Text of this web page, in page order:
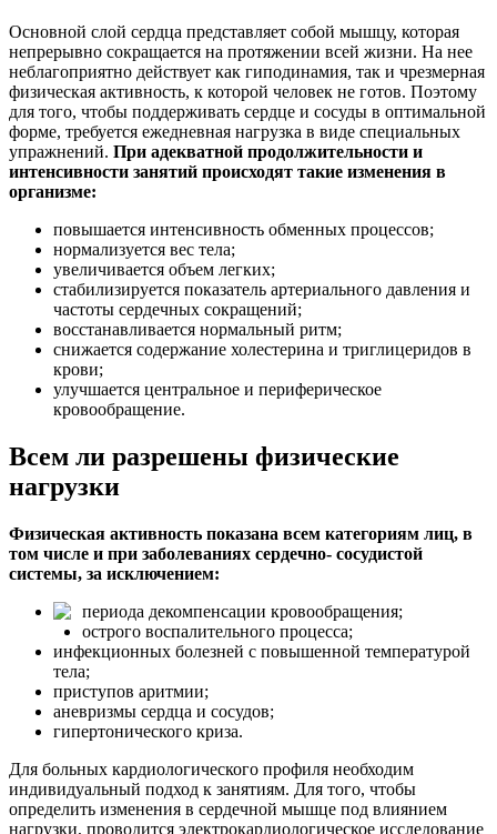
Основной слой сердца представляет собой мышцу, которая
непрерывно сокращается на протяжении всей жизни. На нее
неблагоприятно действует как гиподинамия, так и чрезмерная
физическая активность, к которой человек не готов. Поэтому
для того, чтобы поддерживать сердце и сосуды в оптимальной
форме, требуется ежедневная нагрузка в виде специальных
упражнений. При адекватной продолжительности и
интенсивности занятий происходят такие изменения в
организме:
повышается интенсивность обменных процессов;
нормализуется вес тела;
увеличивается объем легких;
стабилизируется показатель артериального давления и
частоты сердечных сокращений;
восстанавливается нормальный ритм;
снижается содержание холестерина и триглицеридов в
крови;
улучшается центральное и периферическое
кровообращение.
Всем ли разрешены физические
нагрузки
Физическая активность показана всем категориям лиц, в
том числе и при заболеваниях сердечно- сосудистой
системы, за исключением:
периода декомпенсации кровообращения;
острого воспалительного процесса;
инфекционных болезней с повышенной температурой
тела;
приступов аритмии;
аневризмы сердца и сосудов;
гипертонического криза.
Для больных кардиологического профиля необходим
индивидуальный подход к занятиям. Для того, чтобы
определить изменения в сердечной мышце под влиянием
нагрузки, проводится электрокардиологическое исследование